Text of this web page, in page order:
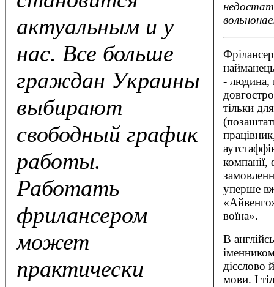
актуальным и у
нас. Все больше
граждан Украины
выбирают
свободный график
работы.
Работать
фрилансером
может
практически
- людина,
тільки
уперше
воїна».
В
дієслово
мови. І